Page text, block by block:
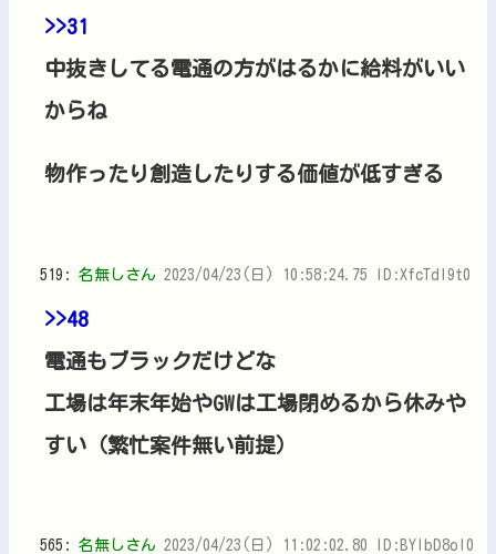
>>31
中抜きしてる電通の方がはるかに給料がいい
からね
物作ったり創造したりする価値が低すぎる
519: 名無しさん 2023/04/23(日) 10:58:24.75 ID:XfcTdl9t0
>>48
電通もブラックだけどな
工場は年末年始やGWは工場閉めるから休みや
すい（繁忙案件無い前提）
565: 名無しさん 2023/04/23(日) 11:02:02.80 ID:BYlbD8oI0